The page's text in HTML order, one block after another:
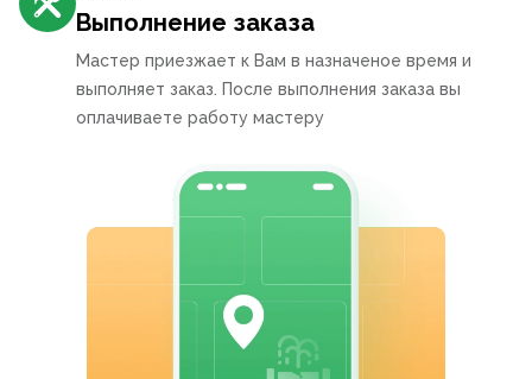
Выполнение заказа
Мастер приезжает к Вам в назначеное время и
выполняет заказ. После выполнения заказа вы
оплачиваете работу мастеру